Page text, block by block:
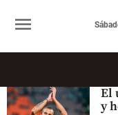
Colombia
menu
El
y